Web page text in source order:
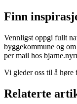
Finn
Vennligst oppgi fullt
byggekommune og
per mail hos
Vi gleder oss til å høre
Relaterte